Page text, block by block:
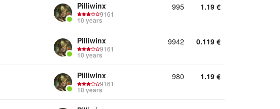
Pilliwinx
9161
10 years
995 1.19 €
Pilliwinx
9161
10 years
9942 0.119 €
Pilliwinx
9161
10 years
980 1.19 €